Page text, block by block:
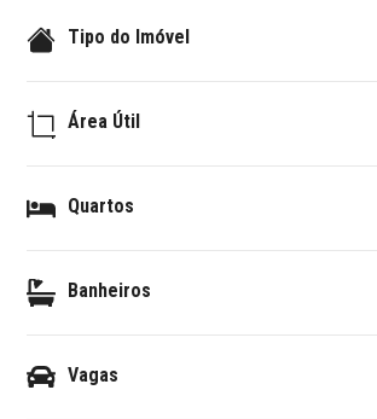
Tipo do Imóvel
Área Útil
Quartos
Banheiros
Vagas